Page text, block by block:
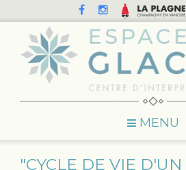
MENU
"CYCLE DE VIE